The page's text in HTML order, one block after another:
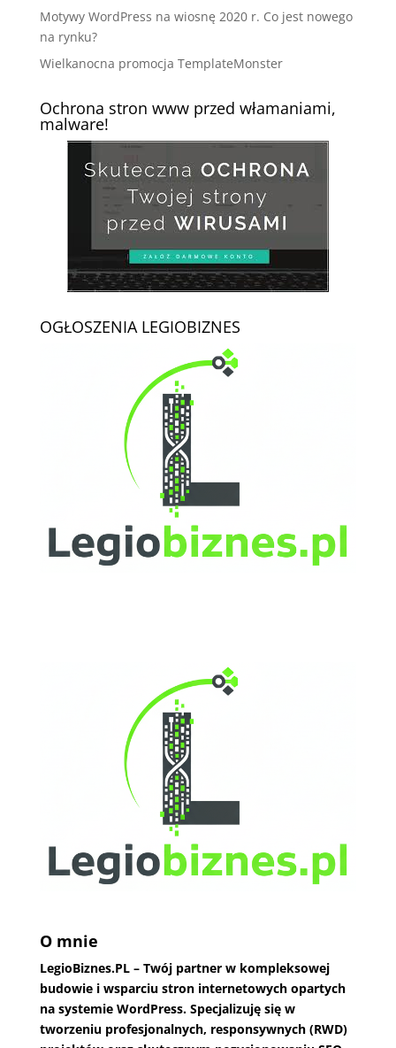
Motywy WordPress na wiosnę 2020 r. Co jest nowego
na rynku?
Wielkanocna promocja TemplateMonster
Ochrona stron www przed włamaniami,
malware!
OGŁOSZENIA LEGIOBIZNES
O mnie
LegioBiznes.PL– Twój partner w kompleksowej
budowie i wsparciu stron internetowych opartych
na systemie WordPress. Specjalizuję się w
tworzeniu profesjonalnych, responsywnych (RWD)